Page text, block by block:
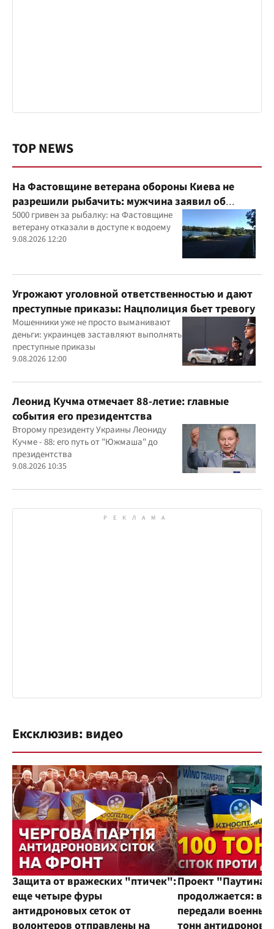
TOP NEWS
На Фастовщине ветерана обороны Киева не
разрешили рыбачить: мужчина заявил об
угрозах
5000 гривен за рыбалку: на Фастовщине
ветерану отказали в доступе к водоему
9.08.2026 12:20
Угрожают уголовной ответственностью и дают
преступные приказы: Нацполиция бьет тревогу
Мошенники уже не просто выманивают
деньги: украинцев заставляют выполнять
преступные приказы
9.08.2026 12:00
Леонид Кучма отмечает 88-летие: главные
события его президентства
Второму президенту Украины Леониду
Кучме - 88: его путь от "Южмаша" до
президентства
9.08.2026 10:35
Ексклюзив: видео
Защита от вражеских "птичек":
еще четыре фуры
антидроновых сеток от
волонтеров отправлены на
Проект "Паутина"
продолжается:
передали
тонн